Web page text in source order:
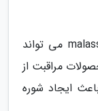
همچنین قارچ مخمر مانندی به نام malassezia می تواند
مراقبت از
ایجاد شوره